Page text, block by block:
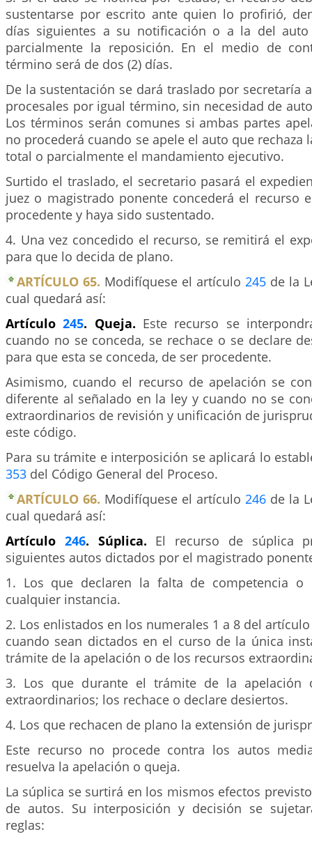
sustentarse por escrito ante quien lo profirió,
días siguientes a su notificación o a la del
parcialmente la reposición. En el medio de
término será de dos (2) días.
De la sustentación se dará traslado por secretaría
procesales por igual término, sin necesidad de
Los términos serán comunes si ambas partes
no procederá cuando se apele el auto que rechaza
total o parcialmente el mandamiento ejecutivo.
Surtido el traslado, el secretario pasará el
juez o magistrado ponente concederá el recurso
procedente y haya sido sustentado.
4. Una vez concedido el recurso, se remitirá el
para que lo decida de plano.
ARTÍCULO 65. Modifíquese el artículo 245 de la
cual quedará así:
Artículo245. Queja. Este recurso se
cuando no se conceda, se rechace o se declare
para que esta se conceda, de ser procedente.
Asimismo, cuando el recurso de apelación se
diferente al señalado en la ley y cuando no se
extraordinarios de revisión y unificación de
este código.
Para su trámite e interposición se aplicará lo
353 del Código General del Proceso.
ARTÍCULO 66. Modifíquese el artículo 246 de la
cual quedará así:
Artículo 246. Súplica. El recurso de súplica
siguientes autos dictados por el magistrado
1. Los que declaren la falta de competencia o
cualquier instancia.
2. Los enlistados en los numerales 1 a 8 del
cuando sean dictados en el curso de la única
trámite de la apelación o de los recursos
3. Los que durante el trámite de la apelación
extraordinarios; los rechace o declare desiertos.
4. Los que rechacen de plano la extensión de
Este recurso no procede contra los autos
resuelva la apelación o queja.
La súplica se surtirá en los mismos efectos
de autos. Su interposición y decisión se
reglas: